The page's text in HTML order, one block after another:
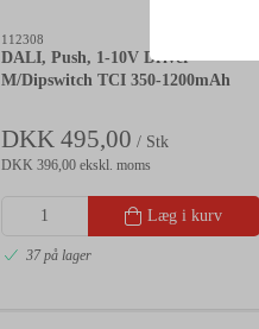
112308
DALI, Push, 1-10V Driver
M/Dipswitch TCI 350-1200mAh
DKK 495,00 / Stk
DKK 396,00 ekskl. moms
Læg i kurv
37 på lager